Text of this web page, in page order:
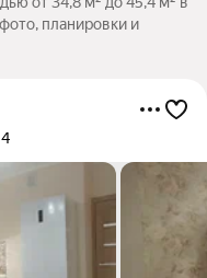
планировки и